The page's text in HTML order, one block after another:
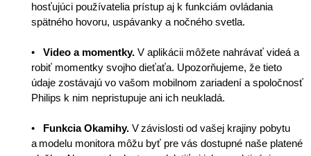
hosťujúci používatelia prístup aj k funkciám ovládania
spätného hovoru, uspávanky a nočného svetla.
•Video a momentky. V aplikácii môžete nahrávať videá a
robiť momentky svojho dieťaťa. Upozorňujeme, že tieto
údaje zostávajú vo vašom mobilnom zariadení a spoločnosť
Philips k nim nepristupuje ani ich neukladá.
• Funkcia Okamihy. V závislosti od vašej krajiny pobytu
a modelu monitora môžu byť pre vás dostupné naše platené